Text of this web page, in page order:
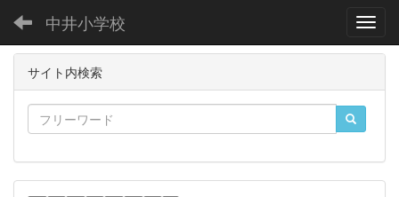
中井小学校
サイト内検索